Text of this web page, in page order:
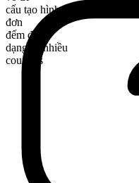
cấu tạo hình thái
đơn
đếm được
dạng số nhiều
counters